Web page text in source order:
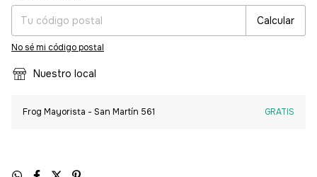
Calcular
No sé mi código postal
Nuestro local
Frog Mayorista - San Martín 561 GRATIS